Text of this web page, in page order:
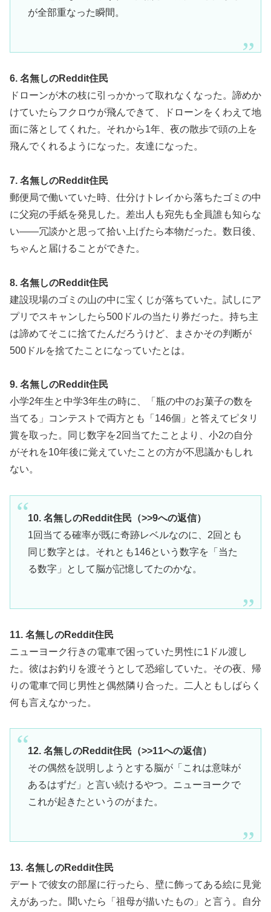
が全部重なった瞬間。
6. 名無しのReddit住民
ドローンが木の枝に引っかかって取れなくなった。諦めか
けていたらフクロウが飛んできて、ドローンをくわえて地
面に落としてくれた。それから1年、夜の散歩で頭の上を
飛んでくれるようになった。友達になった。
7. 名無しのReddit住民
郵便局で働いていた時、仕分けトレイから落ちたゴミの中
に父宛の手紙を発見した。差出人も宛先も全員誰も知らな
い——冗談かと思って拾い上げたら本物だった。数日後、
ちゃんと届けることができた。
8. 名無しのReddit住民
建設現場のゴミの山の中に宝くじが落ちていた。試しにア
プリでスキャンしたら500ドルの当たり券だった。持ち主
は諦めてそこに捨てたんだろうけど、まさかその判断が
500ドルを捨てたことになっていたとは。
9. 名無しのReddit住民
小学2年生と中学3年生の時に、「瓶の中のお菓子の数を
当てる」コンテストで両方とも「146個」と答えてピタリ
賞を取った。同じ数字を2回当てたことより、小2の自分
がそれを10年後に覚えていたことの方が不思議かもしれ
ない。
10. 名無しのReddit住民（>>9への返信）
1回当てる確率が既に奇跡レベルなのに、2回とも
同じ数字とは。それとも146という数字を「当た
る数字」として脳が記憶してたのかな。
11. 名無しのReddit住民
ニューヨーク行きの電車で困っていた男性に1ドル渡し
た。彼はお釣りを渡そうとして恐縮していた。その夜、帰
りの電車で同じ男性と偶然隣り合った。二人ともしばらく
何も言えなかった。
12. 名無しのReddit住民（>>11への返信）
その偶然を説明しようとする脳が「これは意味が
あるはずだ」と言い続けるやつ。ニューヨークで
これが起きたというのがまた。
13. 名無しのReddit住民
デートで彼女の部屋に行ったら、壁に飾ってある絵に見覚
えがあった。聞いたら「祖母が描いたもの」と言う。自分